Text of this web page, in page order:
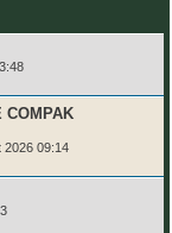
COMPAK
2026 09:14